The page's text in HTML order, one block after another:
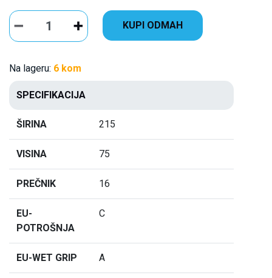
KUPI ODMAH
Na lageru: 6 kom
SPECIFIKACIJA
ŠIRINA 215
VISINA 75
PREČNIK 16
EU-
POTROŠNJA
C
EU-WET GRIP A